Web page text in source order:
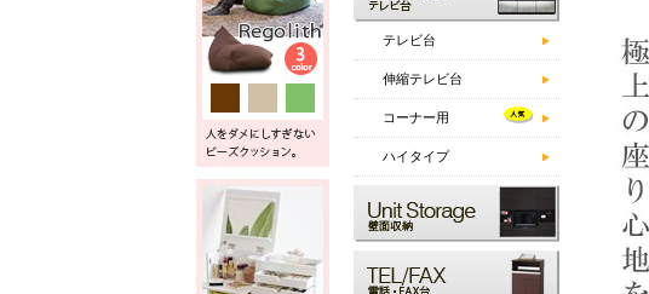
テレビ台
伸縮テレビ台
コーナー用
ハイタイプ